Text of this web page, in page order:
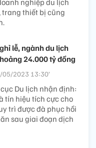
trang thiết bị cũng
lễ, ngành du lịch
24.000 tỷ đồng
05/2023 13:30’
Du lịch nhận định:
tín hiệu tích cực cho
trì được đà phục hồi
sau giai đoạn dịch